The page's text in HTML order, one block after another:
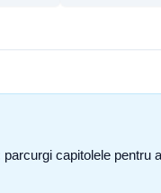
capitolele